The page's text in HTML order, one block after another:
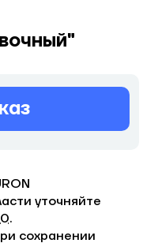
уточняйте
.
сохранении